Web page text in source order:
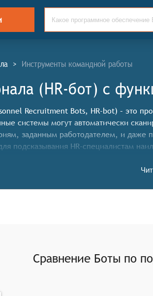
> Инструменты командной работы
(HR-бот) c
Recruitment Bots, HR-bot) – это
системы могут автоматически
заданным работодателем, и даже
подсказывания HR-специалистам
определяет конкретные
должны уметь собирать и
должны планировать собеседования
взаимодействовать с
Сравнение Боты по